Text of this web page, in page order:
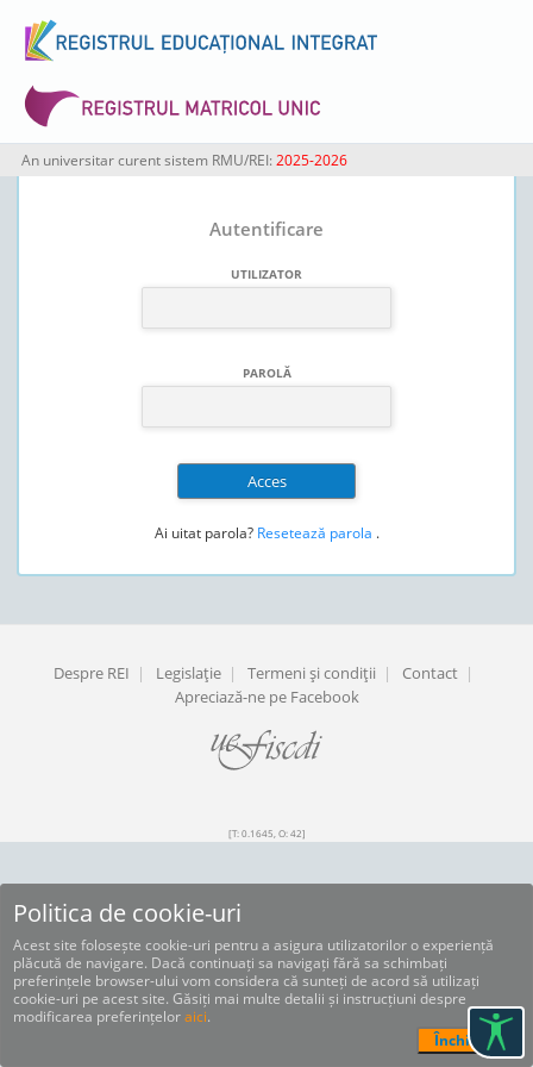
An universitar curent sistem RMU/REI: 2025-2026
Autentificare
UTILIZATOR
PAROLĂ
Ai uitat parola? Resetează parola .
Despre REI | Legislaţie | Termeni şi condiţii | Contact |
Apreciază-ne pe Facebook
[T: 0.1645, O: 42]
Politica de cookie-uri
Acest site folosește cookie-uri pentru a asigura utilizatorilor o experiență
plăcută de navigare. Dacă continuați sa navigați fără sa schimbați
preferințele browser-ului vom considera că sunteți de acord să utilizați
cookie-uri pe acest site. Găsiți mai multe detalii și instrucțiuni despre
modificarea preferințeloraici.